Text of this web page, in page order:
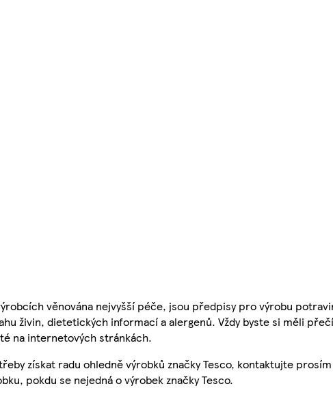
věnována nejvyšší péče, jsou předpisy pro výrobu
živin, dietetických informací a alergenů. Vždy byste si měli
na internetových stránkách.
získat radu ohledně výrobků značky Tesco, kontaktujte
pokdu se nejedná o výrobek značky Tesco.